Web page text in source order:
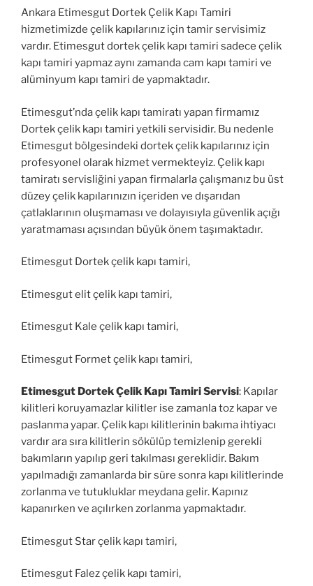
Ankara Etimesgut Dortek Çelik Kapı Tamiri
hizmetimizde çelik kapılarınız için tamir servisimiz
vardır. Etimesgut dortek çelik kapı tamiri sadece çelik
kapı tamiri yapmaz aynı zamanda cam kapı tamiri ve
alüminyum kapı tamiri de yapmaktadır.
Etimesgut’nda çelik kapı tamiratı yapan firmamız
Dortek çelik kapı tamiri yetkili servisidir. Bu nedenle
Etimesgut bölgesindeki dortek çelik kapılarınız için
profesyonel olarak hizmet vermekteyiz. Çelik kapı
tamiratı servisliğini yapan firmalarla çalışmanız bu üst
düzey çelik kapılarınızın içeriden ve dışarıdan
çatlaklarının oluşmaması ve dolayısıyla güvenlik açığı
yaratmaması açısından büyük önem taşımaktadır.
Etimesgut Dortek çelik kapı tamiri,
Etimesgut elit çelik kapı tamiri,
Etimesgut Kale çelik kapı tamiri,
Etimesgut Formet çelik kapı tamiri,
Etimesgut Dortek Çelik Kapı Tamiri Servisi: Kapılar
kilitleri koruyamazlar kilitler ise zamanla toz kapar ve
paslanma yapar. Çelik kapı kilitlerinin bakıma ihtiyacı
vardır ara sıra kilitlerin sökülüp temizlenip gerekli
bakımların yapılıp geri takılması gereklidir. Bakım
yapılmadığı zamanlarda bir süre sonra kapı kilitlerinde
zorlanma ve tutukluklar meydana gelir. Kapınız
kapanırken ve açılırken zorlanma yapmaktadır.
Etimesgut Star çelik kapı tamiri,
Etimesgut Falez çelik kapı tamiri,